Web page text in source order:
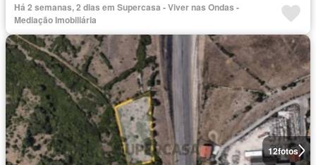
Há 2 semanas, 2 dias em Supercasa - Viver nas Ondas -
Mediação Imobiliária
12fotos